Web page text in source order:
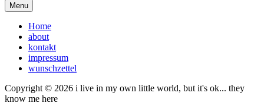
Menu
Home
about
kontakt
impressum
wunschzettel
Copyright © 2026 i live in my own little world, but it's ok... they
know me here